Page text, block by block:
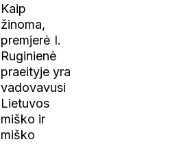
Kaip
žinoma,
premjerė I.
Ruginienė
praeityje yra
vadovavusi
Lietuvos
miško ir
miško